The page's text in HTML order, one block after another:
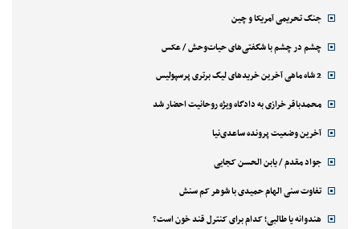
جنگ تحریمی آمریکا و چین
چشم در چشم با شگفتی‌های حیات‌وحش / عکس
2 شاه ماهی آخرین خریدهای لیگ برتری پرسپولیس
محمدباقر خرازی به دادگاه ویژه روحانیت احضار شد
آخرین وضعیت پرونده ساعدی‌نیا
جواد مقدم / یابن الحسن کجایی
تفاوت سنی الهام حمیدی با شوهر کم سنش
هندوانه یا طالبی؛ کدام‌ برای کنترل قند خون است؟